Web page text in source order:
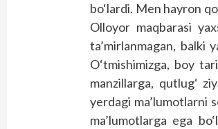
bo‘lardi. Men hayron
Olloyor maqbarasi
ta’mirlanmagan, balki
O‘tmishimizga, boy
manzillarga, qutlug‘
yerdagi ma’lumotlarni
ma’lumotlarga ega